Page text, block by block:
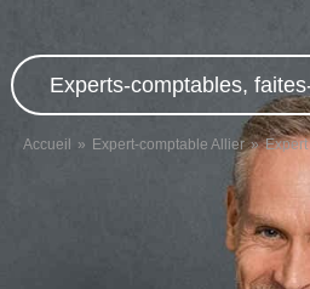
Experts-comptables,
Accueil Expert-comptable Allier